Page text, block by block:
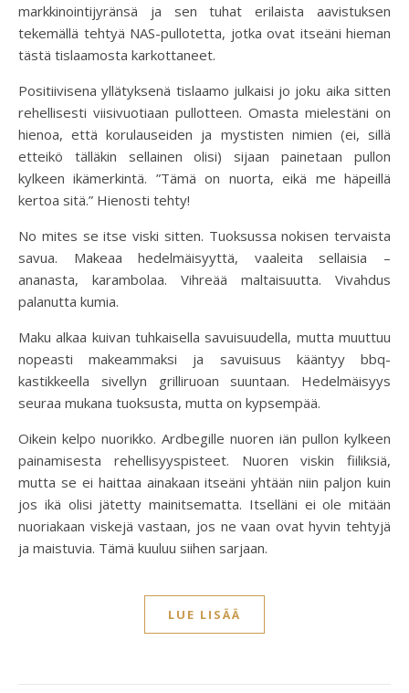
markkinointijyränsä ja sen tuhat erilaista aavistuksen
tekemällä tehtyä NAS-pullotetta, jotka ovat itseäni hieman
tästä tislaamosta karkottaneet.
Positiivisena yllätyksenä tislaamo julkaisi jo joku aika sitten
rehellisesti viisivuotiaan pullotteen. Omasta mielestäni on
hienoa, että korulauseiden ja mystisten nimien (ei, sillä
etteikö tälläkin sellainen olisi) sijaan painetaan pullon
kylkeen ikämerkintä. ”Tämä on nuorta, eikä me häpeillä
kertoa sitä.” Hienosti tehty!
No mites se itse viski sitten. Tuoksussa nokisen tervaista
savua. Makeaa hedelmäisyyttä, vaaleita sellaisia –
ananasta, karambolaa. Vihreää maltaisuutta. Vivahdus
palanutta kumia.
Maku alkaa kuivan tuhkaisella savuisuudella, mutta muuttuu
nopeasti makeammaksi ja savuisuus kääntyy bbq-
kastikkeella sivellyn grilliruoan suuntaan. Hedelmäisyys
seuraa mukana tuoksusta, mutta on kypsempää.
Oikein kelpo nuorikko. Ardbegille nuoren iän pullon kylkeen
painamisesta rehellisyyspisteet. Nuoren viskin fiiliksiä,
mutta se ei haittaa ainakaan itseäni yhtään niin paljon kuin
jos ikä olisi jätetty mainitsematta. Itselläni ei ole mitään
nuoriakaan viskejä vastaan, jos ne vaan ovat hyvin tehtyjä
ja maistuvia. Tämä kuuluu siihen sarjaan.
LUE LISÄÄ